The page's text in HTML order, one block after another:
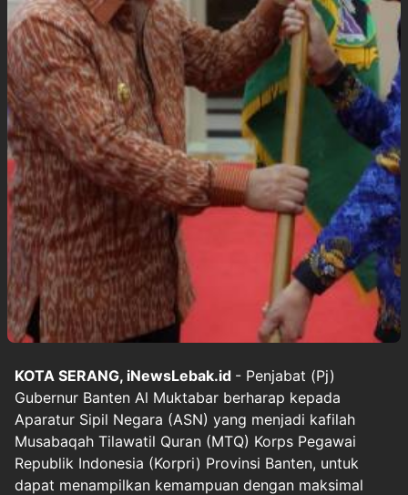
KOTA SERANG, iNewsLebak.id - Penjabat (Pj)
Gubernur Banten Al Muktabar berharap kepada
Aparatur Sipil Negara (ASN) yang menjadi kafilah
Musabaqah Tilawatil Quran (MTQ) Korps Pegawai
Republik Indonesia (Korpri) Provinsi Banten, untuk
dapat menampilkan kemampuan dengan maksimal